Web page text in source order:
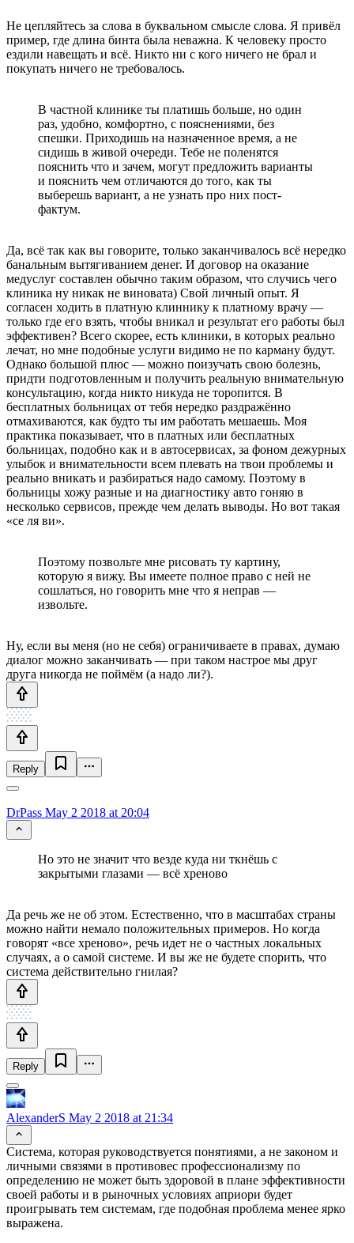
Не цепляйтесь за слова в буквальном смысле слова. Я привёл
пример, где длина бинта была неважна. К человеку просто
ездили навещать и всё. Никто ни с кого ничего не брал и
покупать ничего не требовалось.
В частной клинике ты платишь больше, но один
раз, удобно, комфортно, с пояснениями, без
спешки. Приходишь на назначенное время, а не
сидишь в живой очереди. Тебе не поленятся
пояснить что и зачем, могут предложить варианты
и пояснить чем отличаются до того, как ты
выберешь вариант, а не узнать про них пост-
фактум.
Да, всё так как вы говорите, только заканчивалось всё нередко
банальным вытягиванием денег. И договор на оказание
медуслуг составлен обычно таким образом, что случись чего
клиника ну никак не виновата) Свой личный опыт. Я
согласен ходить в платную клиннику к платному врачу —
только где его взять, чтобы вникал и результат его работы был
эффективен? Всего скорее, есть клиники, в которых реально
лечат, но мне подобные услуги видимо не по карману будут.
Однако большой плюс — можно поизучать свою болезнь,
придти подготовленным и получить реальную внимательную
консультацию, когда никто никуда не торопится. В
бесплатных больницах от тебя нередко раздражённо
отмахиваются, как будто ты им работать мешаешь. Моя
практика показывает, что в платных или бесплатных
больницах, подобно как и в автосервисах, за фоном дежурных
улыбок и внимательности всем плевать на твои проблемы и
реально вникать и разбираться надо самому. Поэтому в
больницы хожу разные и на диагностику авто гоняю в
несколько сервисов, прежде чем делать выводы. Но вот такая
«се ля ви».
Поэтому позвольте мне рисовать ту картину,
которую я вижу. Вы имеете полное право с ней не
сошлаться, но говорить мне что я неправ —
извольте.
Ну, если вы меня (но не себя) ограничиваете в правах, думаю
диалог можно заканчивать — при таком настрое мы друг
друга никогда не поймём (а надо ли?).
Reply
DrPass May 2 2018 at 20:04
Но это не значит что везде куда ни ткнёшь с
закрытыми глазами — всё хреново
Да речь же не об этом. Естественно, что в масштабах страны
можно найти немало положительных примеров. Но когда
говорят «все хреново», речь идет не о частных локальных
случаях, а о самой системе. И вы же не будете спорить, что
система действительно гнилая?
Reply
AlexanderS May 2 2018 at 21:34
Система, которая руководствуется понятиями, а не законом и
личными связями в противовес профессионализму по
определению не может быть здоровой в плане эффективности
своей работы и в рыночных условиях априори будет
проигрывать тем системам, где подобная проблема менее ярко
выражена.